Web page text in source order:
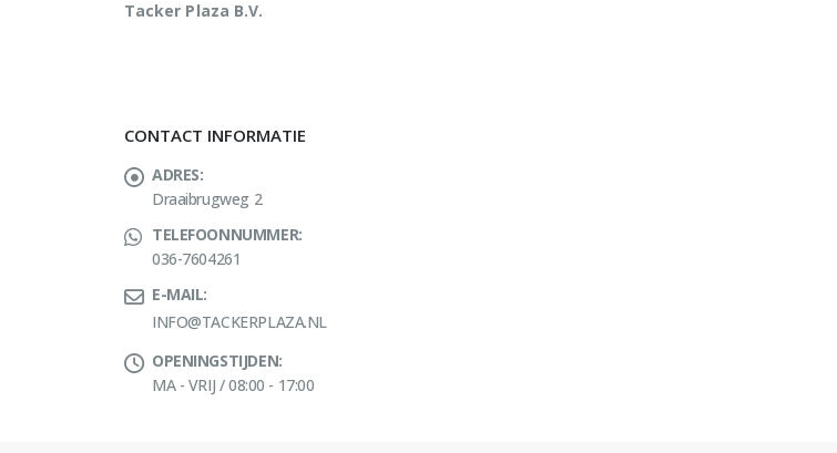
Tacker Plaza B.V.
CONTACT INFORMATIE
ADRES:
Draaibrugweg 2
TELEFOONNUMMER:
036-7604261
E-MAIL:
INFO@TACKERPLAZA.NL
OPENINGSTIJDEN:
MA - VRIJ / 08:00 - 17:00